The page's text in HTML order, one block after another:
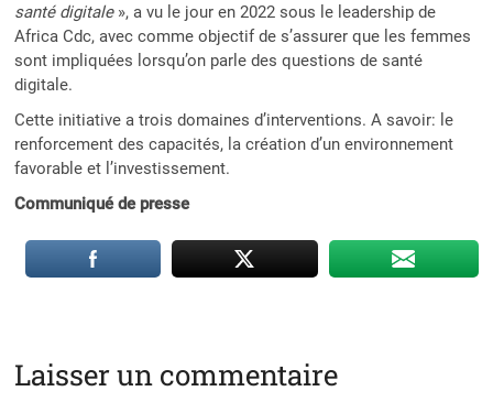
santé digitale », a vu le jour en 2022 sous le leadership de
Africa Cdc, avec comme objectif de s’assurer que les femmes
sont impliquées lorsqu’on parle des questions de santé
digitale.
Cette initiative a trois domaines d’interventions. A savoir: le
renforcement des capacités, la création d’un environnement
favorable et l’investissement.
Communiqué de presse
Laisser un commentaire